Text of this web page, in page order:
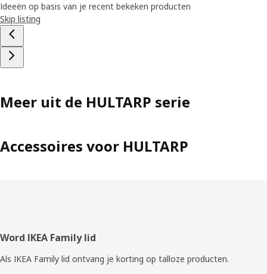
Ideeën op basis van je recent bekeken producten
Skip listing
Meer uit de HULTARP serie
Accessoires voor HULTARP
Voettekst
Word IKEA Family lid
Als IKEA Family lid ontvang je korting op talloze producten.